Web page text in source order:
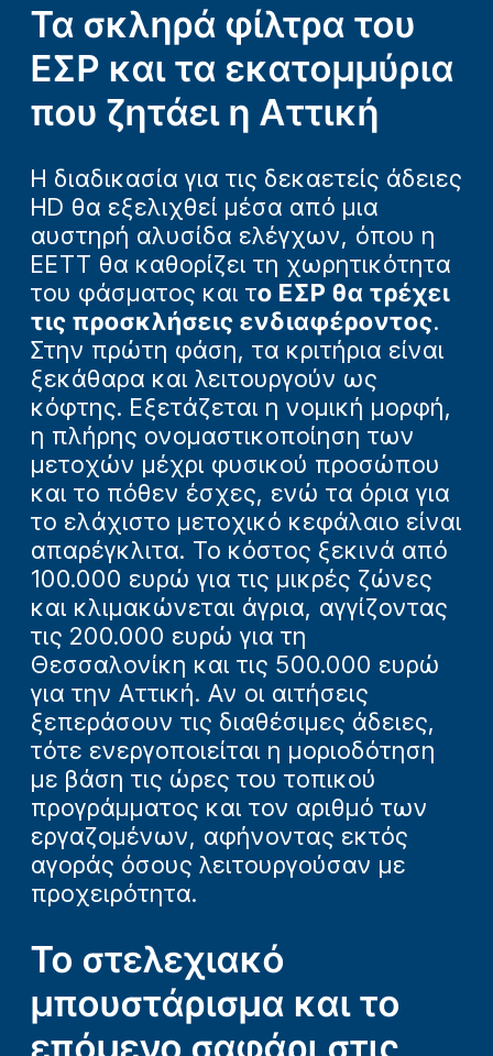
Τα σκληρά φίλτρα του
ΕΣΡ και τα εκατομμύρια
που ζητάει η Αττική
Η διαδικασία για τις δεκαετείς άδειες
HD θα εξελιχθεί μέσα από μια
αυστηρή αλυσίδα ελέγχων, όπου η
ΕΕΤΤ θα καθορίζει τη χωρητικότητα
του φάσματος και το ΕΣΡ θα τρέχει
τις προσκλήσεις ενδιαφέροντος.
Στην πρώτη φάση, τα κριτήρια είναι
ξεκάθαρα και λειτουργούν ως
κόφτης. Εξετάζεται η νομική μορφή,
η πλήρης ονομαστικοποίηση των
μετοχών μέχρι φυσικού προσώπου
και το πόθεν έσχες, ενώ τα όρια για
το ελάχιστο μετοχικό κεφάλαιο είναι
απαρέγκλιτα. Το κόστος ξεκινά από
100.000 ευρώ για τις μικρές ζώνες
και κλιμακώνεται άγρια, αγγίζοντας
τις 200.000 ευρώ για τη
Θεσσαλονίκη και τις 500.000 ευρώ
για την Αττική. Αν οι αιτήσεις
ξεπεράσουν τις διαθέσιμες άδειες,
τότε ενεργοποιείται η μοριοδότηση
με βάση τις ώρες του τοπικού
προγράμματος και τον αριθμό των
εργαζομένων, αφήνοντας εκτός
αγοράς όσους λειτουργούσαν με
προχειρότητα.
Το στελεχιακό
μπουστάρισμα και το